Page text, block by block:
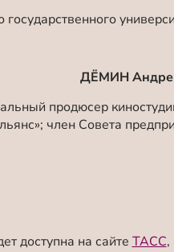
государственного
ДЁМИН
продюсер
член Совета
доступна на сайте ТАСС